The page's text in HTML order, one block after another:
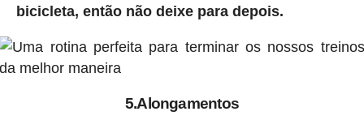
bicicleta, então não deixe para depois.
5.Alongamentos